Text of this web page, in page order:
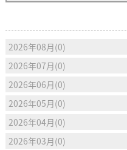
2026年08月(0)
2026年07月(0)
2026年06月(0)
2026年05月(0)
2026年04月(0)
2026年03月(0)